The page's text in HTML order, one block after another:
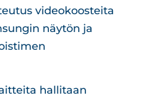
videokoosteita
näytön ja
hallitaan